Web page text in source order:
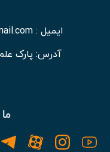
ایمیل : kermanshahgasht2020@gmail.com
آدرس: پارک